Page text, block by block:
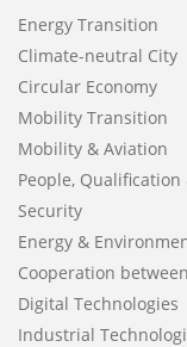
Energy Transition
Climate-neutral City
Circular Economy
Mobility Transition
Mobility & Aviation
People, Qualification
Security
Energy &
Cooperation
Digital Technologies
Industrial